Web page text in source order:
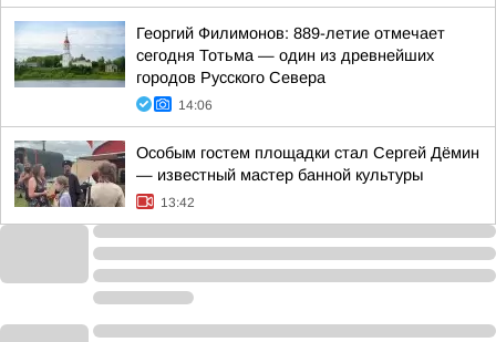
Георгий Филимонов: 889-летие отмечает
сегодня Тотьма — один из древнейших
городов Русского Севера
14:06
Особым гостем площадки стал Сергей Дёмин
— известный мастер банной культуры
13:42